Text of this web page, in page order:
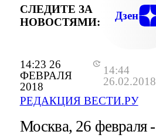
14:23 26
ФЕВРАЛЯ
2018
14:44
26.02.2018
РЕДАКЦИЯ ВЕСТИ.РУ
СЛЕДИТЕ ЗА
НОВОСТЯМИ:
Дзен
Москва, 26 февраля -